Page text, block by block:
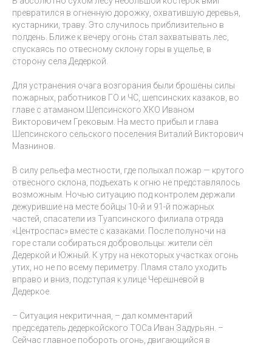
превратился в огненную дорожку, охватившую деревья,
кустарники, траву. Это случилось приблизительно в
полдень. Ближе к вечеру огонь стал захватывать лес,
спускаясь по отвесному склону горы в ущелье, в
сторону села Дедеркой.
Для устранения очага возгорания были брошены силы
пожарных, работников ГО и ЧС, шепсинских казаков, во
главе с атаманом Шепсинского ХКО Иваном
Викторовичем Грековым. На место прибыл и глава
Шепсинского сельского поселения Виталий Викторович
Мазнинов.
В силу рельефа местности, где полыхал пожар — крутого
отвесного склона, подъехать к огню не представлялось
возможным. Ночью ситуацию под контролем держали
дежурившие на месте бойцы 10-й и 91-й пожарных
частей, спасатели из Туапсинского филиала отряда
«Центроспас» вместе с казаками. После полуночи на
горе стали собираться добровольцы: жители сёл
Дедеркой и Южный. К утру на некоторых участках огонь
утих, но не по всему периметру. Пламя стало уходить
вправо и вниз, подступая к улице Черешневой в
Дедеркое.
– Ситуация некритичная, – дал комментарий
председатель дедеркойского ТОСа Иван Задурьян. –
Сейчас главное побороть огонь, двигающийся в